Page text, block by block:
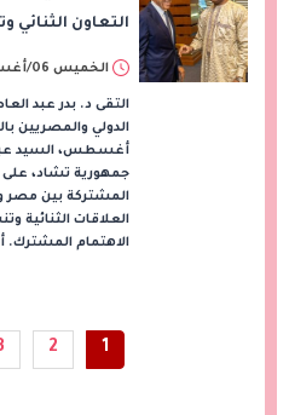
التعاون
قضايا الإقليم
الخميس 06/أغسطس/2026 - 06:26 م
التقى د. بدر عبد
أغسطس، السيد عبد
جمهورية تشاد،
المشتركة بين مصر
العلاقات الثنائية
الاهتمام المشترك.
1
2